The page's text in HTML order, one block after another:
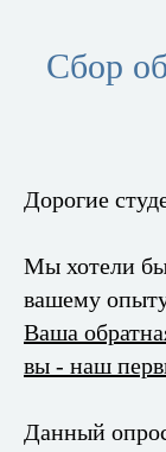
Cбор
Дорогие
Мы хотели бы
вашему
Ваша
вы - наш
Данный